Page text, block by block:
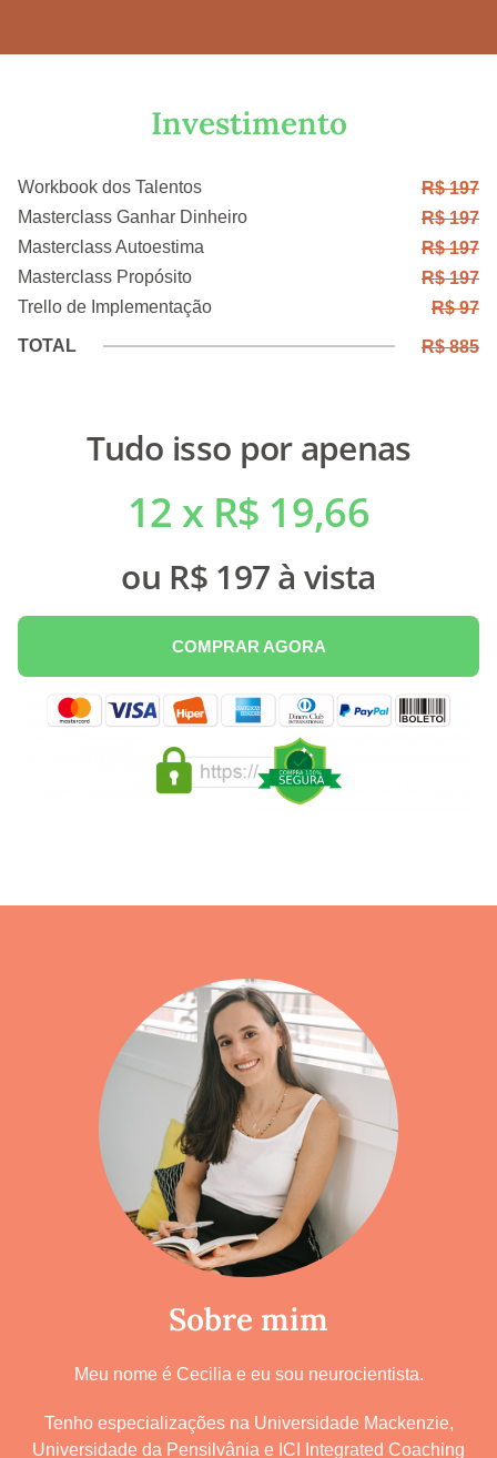
Investimento
Workbook dos Talentos
R$ 197
Masterclass Ganhar Dinheiro
R$ 197
Masterclass Autoestima
R$ 197
Masterclass Propósito
R$ 197
Trello de Implementação
R$ 97
TOTAL R$ 885
Tudo isso por apenas
12 x R$ 19,66
ou R$ 197 à vista
COMPRAR AGORA
Sobre mim
Meu nome é Cecilia e eu sou neurocientista.
Tenho especializações na Universidade Mackenzie,
Universidade da Pensilvânia e ICI Integrated Coaching